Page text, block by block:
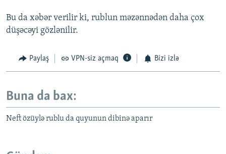
Bu da xəbər verilir ki, rublun məzənnədən daha çox
düşəcəyi gözlənilir.
Paylaş VPN-siz açmaq Bizi izlə
Buna da bax:
Neft özüylə rublu da quyunun dibinə aparır